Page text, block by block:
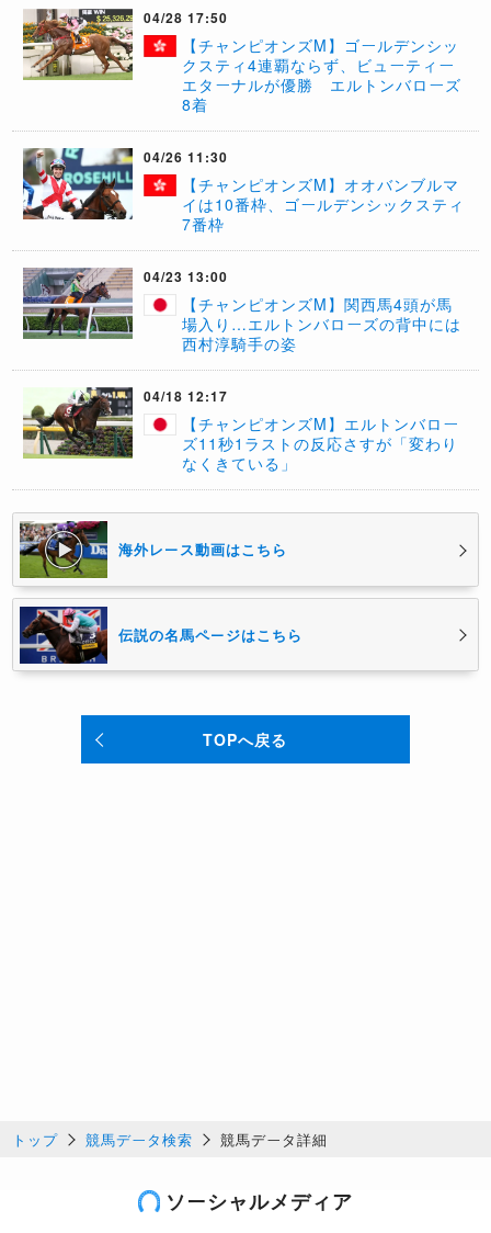
04/28 17:50
【チャンピオンズM】ゴールデンシッ
クスティ4連覇ならず、ビューティー
エターナルが優勝 エルトンバローズ
8着
04/26 11:30
【チャンピオンズM】オオバンブルマ
イは10番枠、ゴールデンシックスティ
7番枠
04/23 13:00
【チャンピオンズM】関西馬4頭が馬
場入り…エルトンバローズの背中には
西村淳騎手の姿
04/18 12:17
【チャンピオンズM】エルトンバロー
ズ11秒1ラストの反応さすが「変わり
なくきている」
海外レース動画はこちら
伝説の名馬ページはこちら
TOPへ戻る
トップ 競馬データ検索 競馬データ詳細
ソーシャルメディア